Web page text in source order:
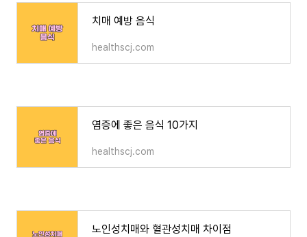
치매 예방 음식
healthscj.com
염증에 좋은 음식 10가지
healthscj.com
노인성치매와 혈관성치매 차이점